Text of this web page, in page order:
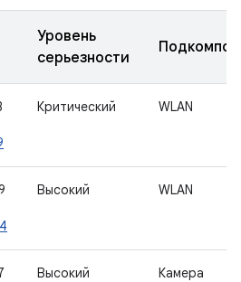
Уровень
серьезности
Критический WLAN
Высокий WLAN
Высокий Камера